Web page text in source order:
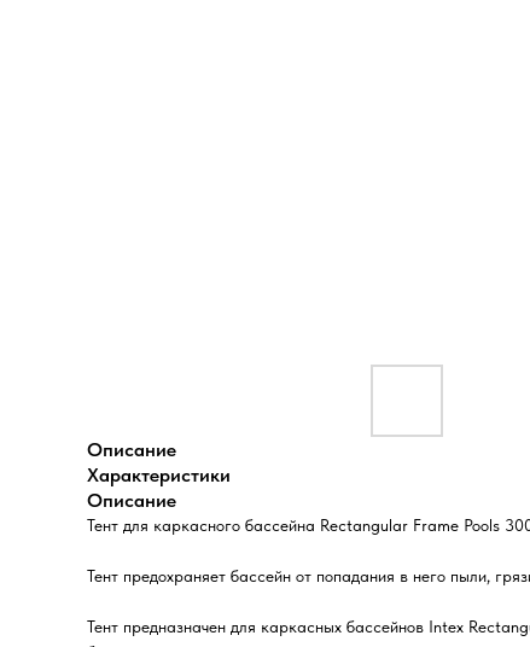
Описание
Характеристики
Описание
Тент для каркасного бассейна Rectangular Frame Pools
Тент предохраняет бассейн от попадания в него пыли,
Тент предназначен для каркасных бассейнов Intex